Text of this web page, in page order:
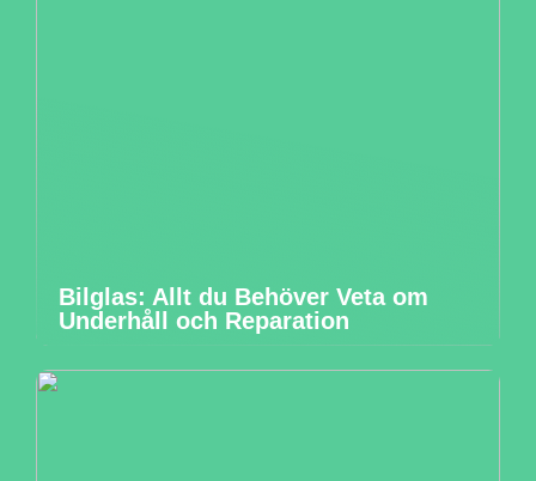
Bilglas: Allt du Behöver Veta om
Underhåll och Reparation